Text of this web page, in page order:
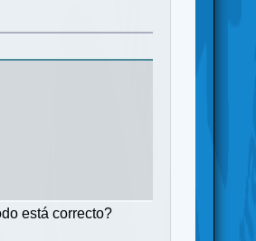
está correcto?